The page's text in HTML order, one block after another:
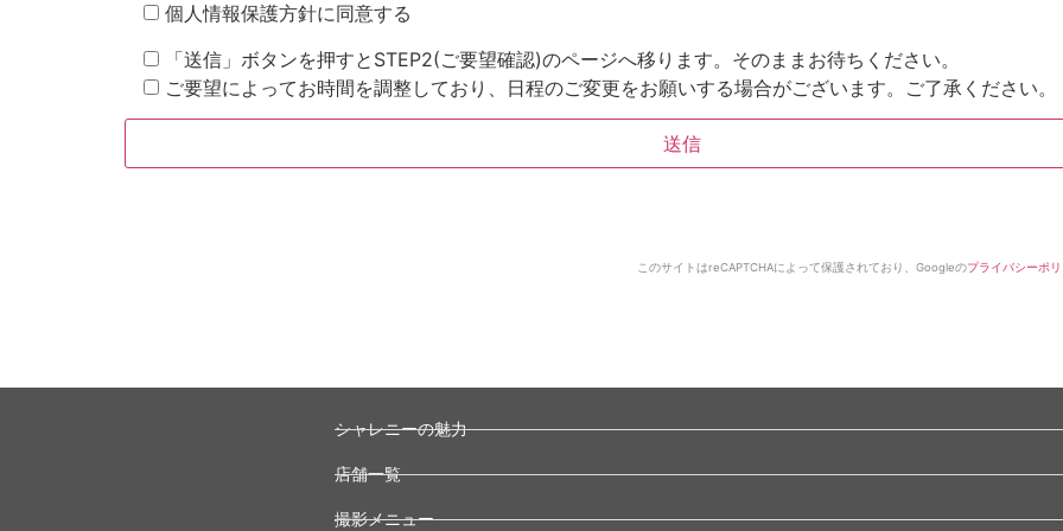
個人情報保護方針に同意する
「送信」ボタンを押すとSTEP2(ご要望確認)のページへ移ります。そのままお待ちください。
ご要望によってお時間を調整しており、日程のご変更をお願いする場合がございます。ご了承ください。
このサイトはreCAPTCHAによって保護されており、Googleのプライバシーポ
シャレニーの魅力
店舗一覧
撮影メニュー